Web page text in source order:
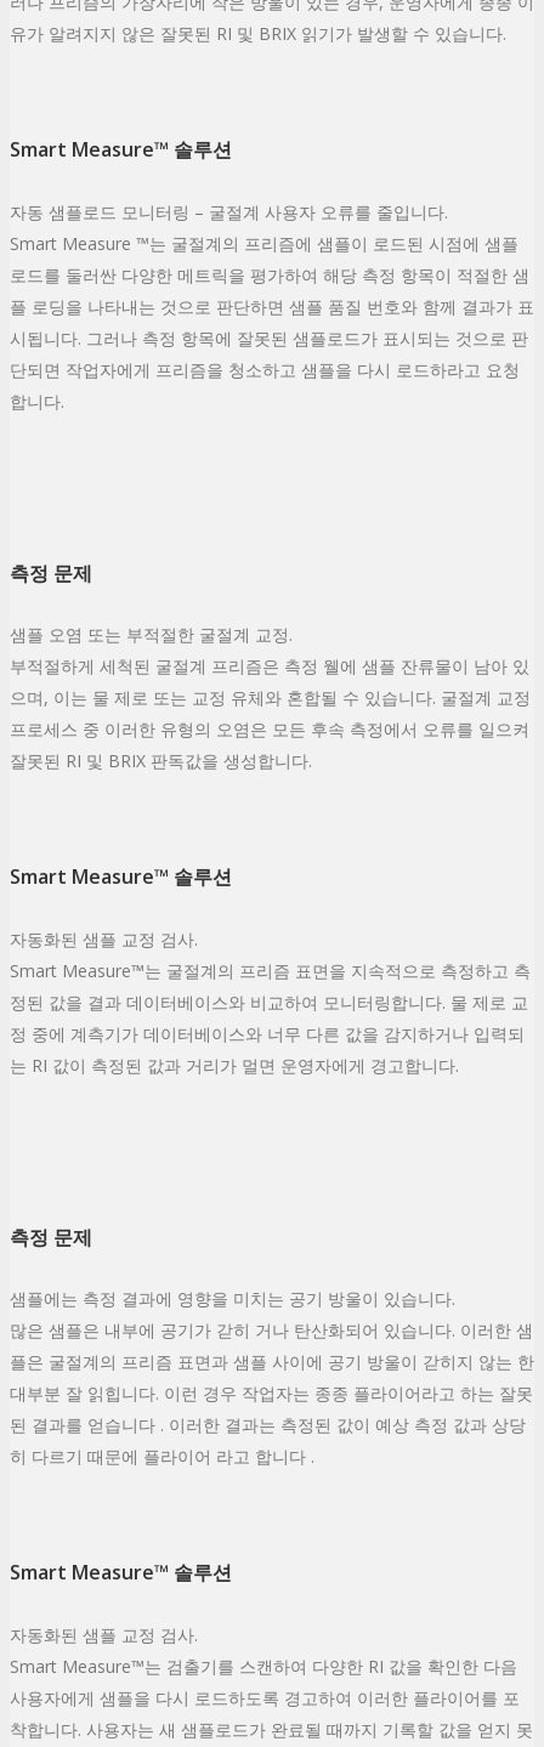
유가 알려지지 않은 잘못된 RI 및 BRIX 읽기가 발생할 수 있습니다.
Smart Measure™ 솔루션
자동 샘플로드 모니터링 – 굴절계 사용자 오류를 줄입니다.
Smart Measure ™는 굴절계의 프리즘에 샘플이 로드된 시점에 샘플
로드를 둘러싼 다양한 메트릭을 평가하여 해당 측정 항목이 적절한 샘
플 로딩을 나타내는 것으로 판단하면 샘플 품질 번호와 함께 결과가 표
시됩니다. 그러나 측정 항목에 잘못된 샘플로드가 표시되는 것으로 판
단되면 작업자에게 프리즘을 청소하고 샘플을 다시 로드하라고 요청
합니다.
측정 문제
샘플 오염 또는 부적절한 굴절계 교정.
부적절하게 세척된 굴절계 프리즘은 측정 웰에 샘플 잔류물이 남아 있
으며, 이는 물 제로 또는 교정 유체와 혼합될 수 있습니다. 굴절계 교정
프로세스 중 이러한 유형의 오염은 모든 후속 측정에서 오류를 일으켜
잘못된 RI 및 BRIX 판독값을 생성합니다.
Smart Measure™ 솔루션
자동화된 샘플 교정 검사.
Smart Measure™는 굴절계의 프리즘 표면을 지속적으로 측정하고 측
정된 값을 결과 데이터베이스와 비교하여 모니터링합니다. 물 제로 교
정 중에 계측기가 데이터베이스와 너무 다른 값을 감지하거나 입력되
는 RI 값이 측정된 값과 거리가 멀면 운영자에게 경고합니다.
측정 문제
샘플에는 측정 결과에 영향을 미치는 공기 방울이 있습니다.
많은 샘플은 내부에 공기가 갇히 거나 탄산화되어 있습니다. 이러한 샘
플은 굴절계의 프리즘 표면과 샘플 사이에 공기 방울이 갇히지 않는 한
대부분 잘 읽힙니다. 이런 경우 작업자는 종종 플라이어라고 하는 잘못
된 결과를 얻습니다 . 이러한 결과는 측정된 값이 예상 측정 값과 상당
히 다르기 때문에 플라이어 라고 합니다 .
Smart Measure™ 솔루션
자동화된 샘플 교정 검사.
Smart Measure™는 검출기를 스캔하여 다양한 RI 값을 확인한 다음
사용자에게 샘플을 다시 로드하도록 경고하여 이러한 플라이어를 포
착합니다. 사용자는 새 샘플로드가 완료될 때까지 기록할 값을 얻지 못